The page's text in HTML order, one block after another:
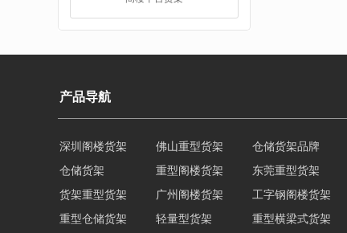
重型仓储货架
产品导航
仓储货架 重型阁楼货架 东莞重型货架
货架重型货架
广州阁楼货架 工字钢阁楼货架
重型仓储货架
轻量型货架 重型横梁式货架
物流仓储货架 多层阁楼货架